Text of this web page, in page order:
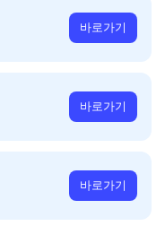
바로가기
바로가기
바로가기